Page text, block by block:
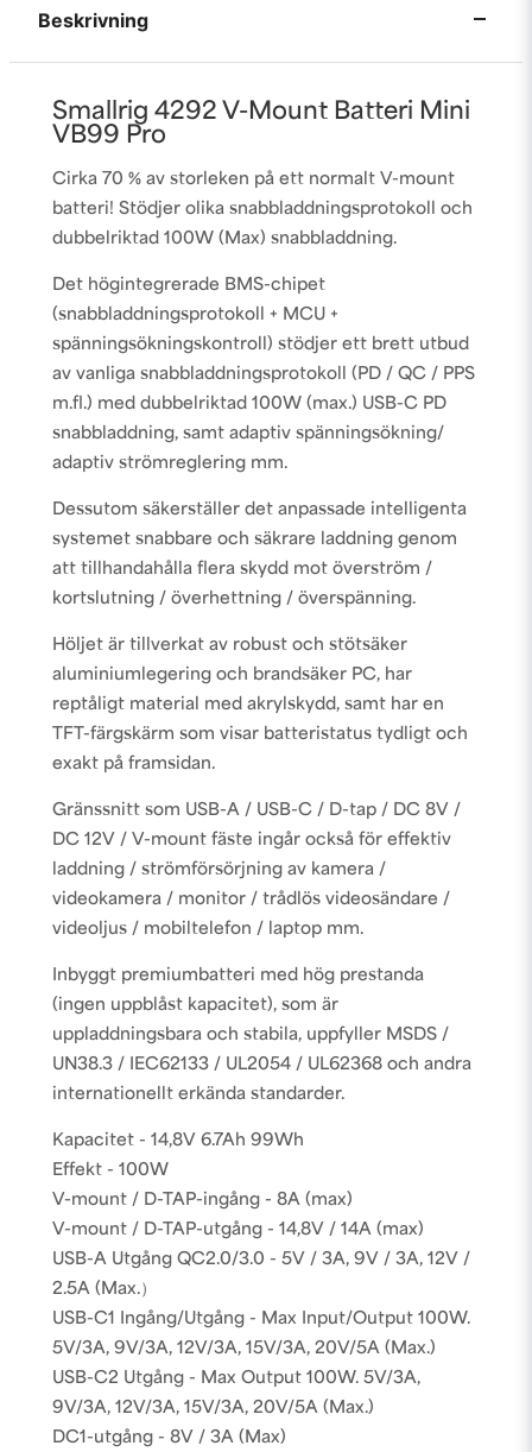
Beskrivning
Smallrig 4292 V-Mount Batteri Mini
VB99 Pro
Cirka 70 % av storleken på ett normalt V-mount
batteri! Stödjer olika snabbladdningsprotokoll och
dubbelriktad 100W (Max) snabbladdning.
Det högintegrerade BMS-chipet
(snabbladdningsprotokoll + MCU +
spänningsökningskontroll) stödjer ett brett utbud
av vanliga snabbladdningsprotokoll (PD / QC / PPS
m.fl.) med dubbelriktad 100W (max.) USB-C PD
snabbladdning, samt adaptiv spänningsökning/
adaptiv strömreglering mm.
Dessutom säkerställer det anpassade intelligenta
systemet snabbare och säkrare laddning genom
att tillhandahålla flera skydd mot överström /
kortslutning / överhettning / överspänning.
Höljet är tillverkat av robust och stötsäker
aluminiumlegering och brandsäker PC, har
reptåligt material med akrylskydd, samt har en
TFT-färgskärm som visar batteristatus tydligt och
exakt på framsidan.
Gränssnitt som USB-A / USB-C / D-tap / DC 8V /
DC 12V / V-mount fäste ingår också för effektiv
laddning / strömförsörjning av kamera /
videokamera / monitor / trådlös videosändare /
videoljus / mobiltelefon / laptop mm.
Inbyggt premiumbatteri med hög prestanda
(ingen uppblåst kapacitet), som är
uppladdningsbara och stabila, uppfyller MSDS /
UN38.3 / IEC62133 / UL2054 / UL62368 och andra
internationellt erkända standarder.
Kapacitet - 14,8V 6.7Ah 99Wh
Effekt - 100W
V-mount / D-TAP-ingång - 8A (max)
V-mount / D-TAP-utgång - 14,8V / 14A (max)
USB-A Utgång QC2.0/3.0 - 5V / 3A, 9V / 3A, 12V /
2.5A (Max.）
USB-C1 Ingång/Utgång - Max Input/Output 100W.
5V/3A, 9V/3A, 12V/3A, 15V/3A, 20V/5A (Max.)
USB-C2 Utgång - Max Output 100W. 5V/3A,
9V/3A, 12V/3A, 15V/3A, 20V/5A (Max.)
DC1-utgång - 8V / 3A (Max)